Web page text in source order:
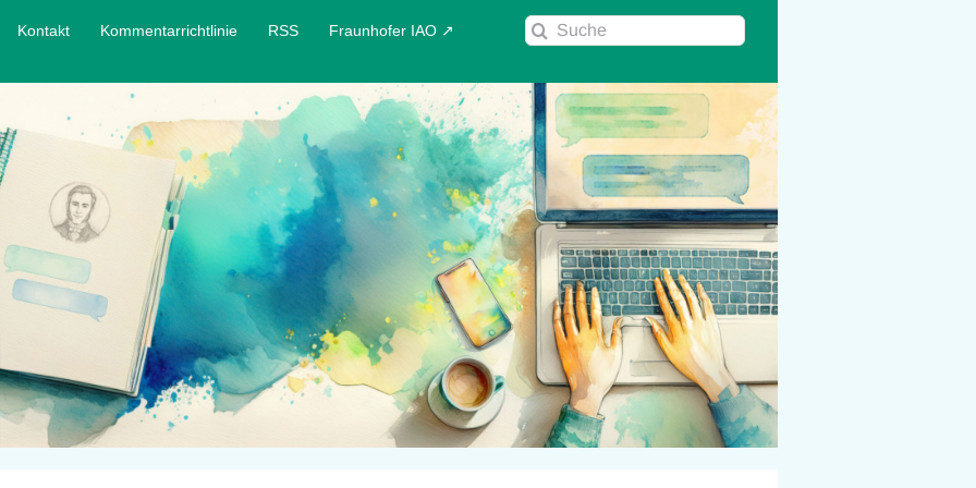
Kontakt Kommentarrichtlinie RSS Fraunhofer IAO ↗
Suche